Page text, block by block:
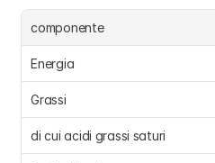
componente
Energia
Grassi
di cui acidi grassi saturi